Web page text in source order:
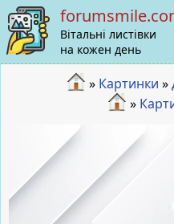
Вітальні листівки
на кожен день
» Картинки »
»